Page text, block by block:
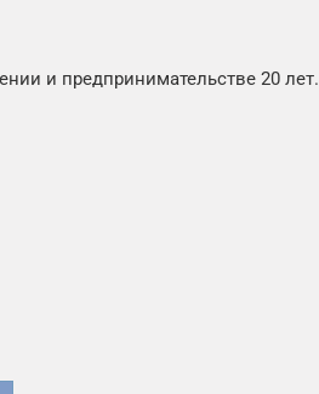
и предпринимательстве 20 лет.